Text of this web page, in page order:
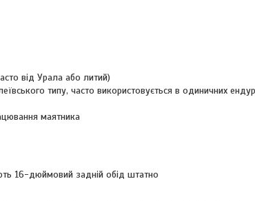
від Урала або литий)
типу, часто використовується в одиничних
маятника
16-дюймовий задній обід штатно